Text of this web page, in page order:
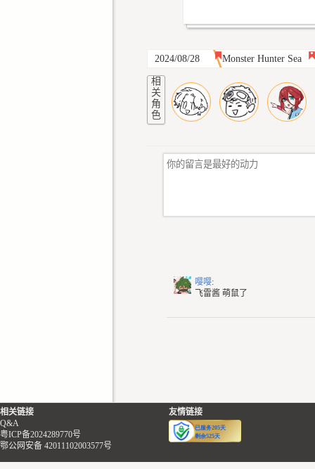
2024/08/28 Monster Hunter Sea
相
关
角
色
嘤嘤:
飞雷酱 萌鼠了
相关链接
Q&A
粤ICP备2024289770号
鄂公网安备 42011102003577号
友情链接